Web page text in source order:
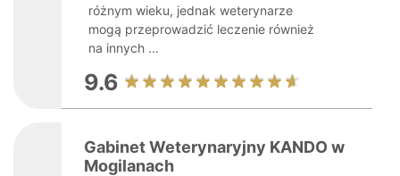
różnym wieku, jednak weterynarze
mogą przeprowadzić leczenie również
na innych ...
9.6
Gabinet Weterynaryjny KANDO w
Mogilanach